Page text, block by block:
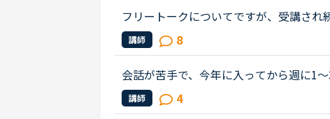
フリートークについてですが、受講さ
ることあれば教えていただけないでしょ
リートークを受講する機会を増やし...
講師 8
会話が苦手で、今年に入ってから週に1
す。カランは1から始めレベル3、5min
れながら、なんとか進めているという...
講師 4